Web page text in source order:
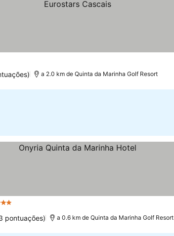
a 2.0 km de Quinta da Marinha Golf Resort
pontuações) a 0.6 km de Quinta da Marinha Golf Resort